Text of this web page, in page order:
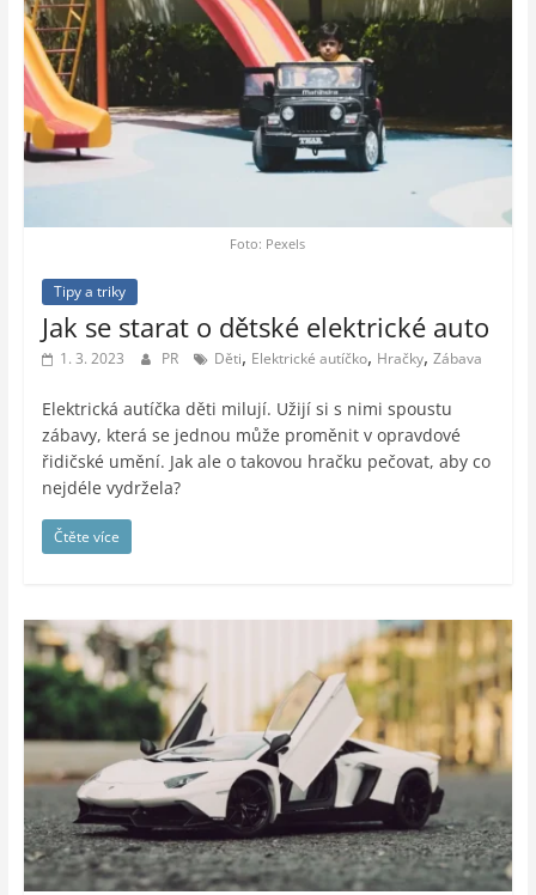
Foto: Pexels
Tipy a triky
Jak se starat o dětské elektrické auto
1. 3. 2023 PR Děti, Elektrické autíčko, Hračky, Zábava
Elektrická autíčka děti milují. Užijí si s nimi spoustu
zábavy, která se jednou může proměnit v opravdové
řidičské umění. Jak ale o takovou hračku pečovat, aby co
nejdéle vydržela?
Čtěte více